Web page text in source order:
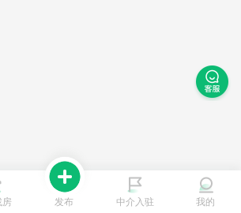
房 发布 中介入驻 我的